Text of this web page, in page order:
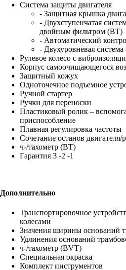
Система защиты двигателя
- Защитная крышка
- Двухступенчатая
двойным фильтром (BT)
- Автоматический
- Двухуровневая
Рулевое колесо с
Корпус самоочищающегося
Защитный кожух
Одноточечное подъемное
Ручной стартер
Ручки для переноски
Пластиковый ролик –
приспособление
Плавная регулировка частоты
Сочетание останов двигателя/
ч-/тахометр (BT)
Гарантия 3 -2 -1
Дополнительно
Транспортировочное
колесами
Значения ширины оснований
Удлинения оснований
ч-/тахометр (BVT)
Специальная окраска
Комплект инструментов